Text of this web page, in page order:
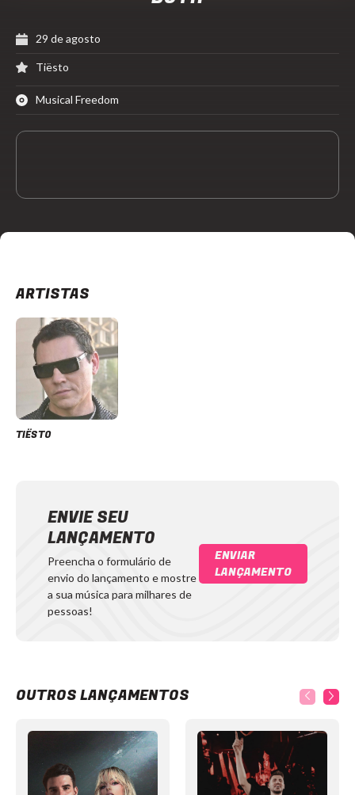
29 de agosto
Tiësto
Musical Freedom
ARTISTAS
TIËSTO
ENVIE SEU
LANÇAMENTO
Preencha o formulário de
envio do lançamento e mostre
a sua música para milhares de
pessoas!
ENVIAR
LANÇAMENTO
OUTROS LANÇAMENTOS